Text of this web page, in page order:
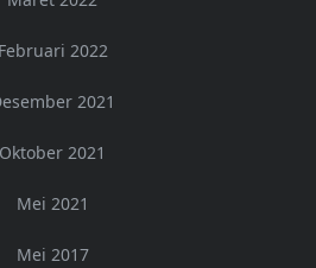
Februari 2022
2021
Oktober 2021
Mei 2021
Mei 2017